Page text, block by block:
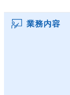
業務内容